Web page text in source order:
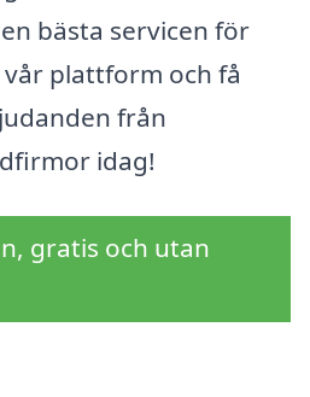
bästa servicen för
plattform och få
från
idag!
gratis och utan